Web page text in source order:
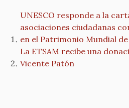
UNESCO responde a la
asociaciones ciudadanas
en el Patrimonio Mundial
La ETSAM recibe una
Vicente Patón